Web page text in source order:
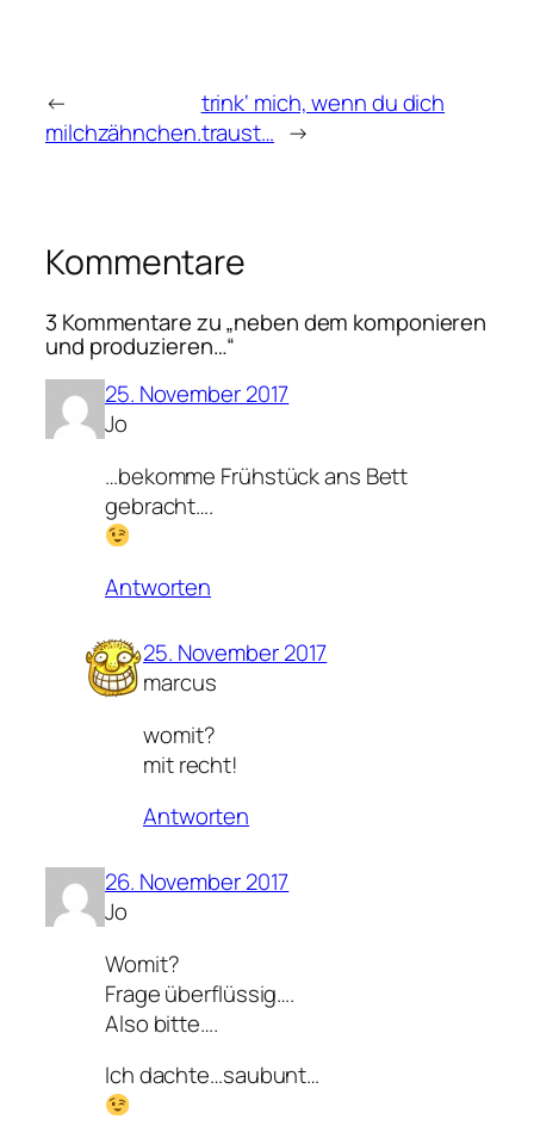
←
milchzähnchen.
trink‘ mich, wenn du dich
traust… →
Kommentare
3 Kommentare zu „neben dem komponieren
und produzieren…“
25. November 2017
Jo
…bekomme Frühstück ans Bett
gebracht….
Antworten
25. November 2017
marcus
womit?
mit recht!
Antworten
26. November 2017
Jo
Womit?
Frage überflüssig….
Also bitte….
Ich dachte…saubunt…